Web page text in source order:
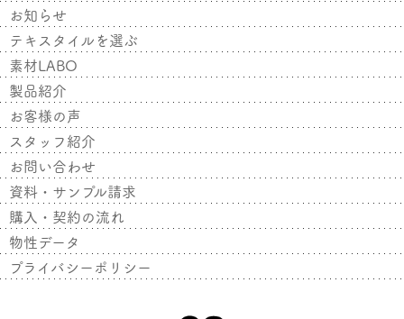
お知らせ
テキスタイルを選ぶ
素材LABO
製品紹介
お客様の声
スタッフ紹介
お問い合わせ
資料・サンプル請求
購入・契約の流れ
物性データ
プライバシーポリシー